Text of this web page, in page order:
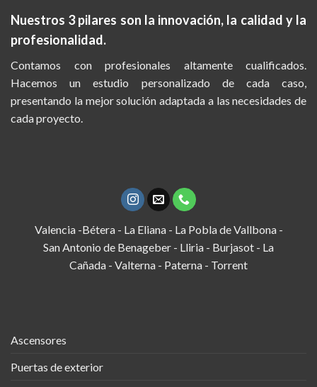
Nuestros 3 pilares son la innovación, la calidad y la
profesionalidad.
Contamos con profesionales altamente cualificados.
Hacemos un estudio personalizado de cada caso,
presentando la mejor solución adaptada a las necesidades de
cada proyecto.
Valencia -Bétera - La Eliana - La Pobla de Vallbona -
San Antonio de Benageber - Lliria - Burjasot - La
Cañada - Valterna - Paterna - Torrent
Ascensores
Puertas de exterior